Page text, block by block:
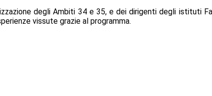
degli Ambiti 34 e 35, e dei dirigenti degli istituti
vissute grazie al programma.